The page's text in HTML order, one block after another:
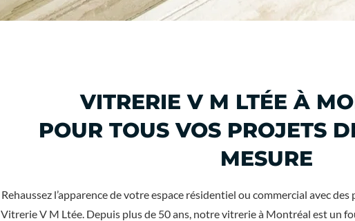
VITRERIE V M LTÉE À
POUR TOUS VOS PROJETS
MESURE
Rehaussez l’apparence de votre espace résidentiel ou commercial avec
Vitrerie V M Ltée. Depuis plus de 50 ans, notre vitrerie à Montréal est un